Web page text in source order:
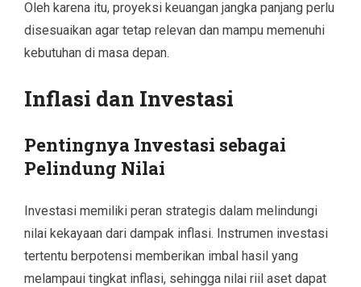
Oleh karena itu, proyeksi keuangan jangka panjang perlu
disesuaikan agar tetap relevan dan mampu memenuhi
kebutuhan di masa depan.
Inflasi dan Investasi
Pentingnya Investasi sebagai
Pelindung Nilai
Investasi memiliki peran strategis dalam melindungi
nilai kekayaan dari dampak inflasi. Instrumen investasi
tertentu berpotensi memberikan imbal hasil yang
melampaui tingkat inflasi, sehingga nilai riil aset dapat